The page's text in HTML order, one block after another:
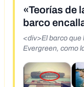
«Teorías de
barco
<div>El barco que
Evergreen, como